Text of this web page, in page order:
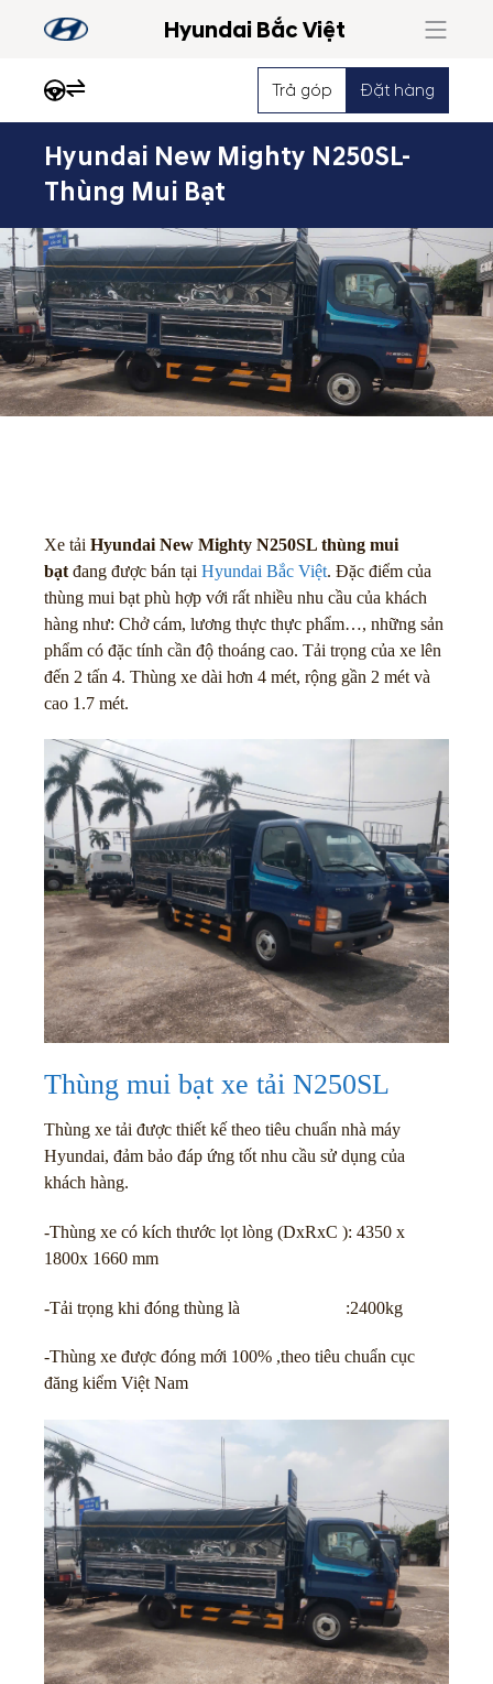
Hyundai Bắc Việt
Trả góp Đặt hàng
Hyundai New Mighty N250SL-
Thùng Mui Bạt
Xe tải Hyundai New Mighty N250SL thùng mui
bạt đang được bán tại Hyundai Bắc Việt. Đặc điểm của
thùng mui bạt phù hợp với rất nhiều nhu cầu của khách
hàng như: Chở cám, lương thực thực phẩm…, những sản
phẩm có đặc tính cần độ thoáng cao. Tải trọng của xe lên
đến 2 tấn 4. Thùng xe dài hơn 4 mét, rộng gần 2 mét và
cao 1.7 mét.
Thùng mui bạt xe tải N250SL
Thùng xe tải được thiết kế theo tiêu chuẩn nhà máy
Hyundai, đảm bảo đáp ứng tốt nhu cầu sử dụng của
khách hàng.
-Thùng xe có kích thước lọt lòng (DxRxC ): 4350 x
1800x 1660 mm
-Tải trọng khi đóng thùng là :2400kg
-Thùng xe được đóng mới 100% ,theo tiêu chuẩn cục
đăng kiểm Việt Nam